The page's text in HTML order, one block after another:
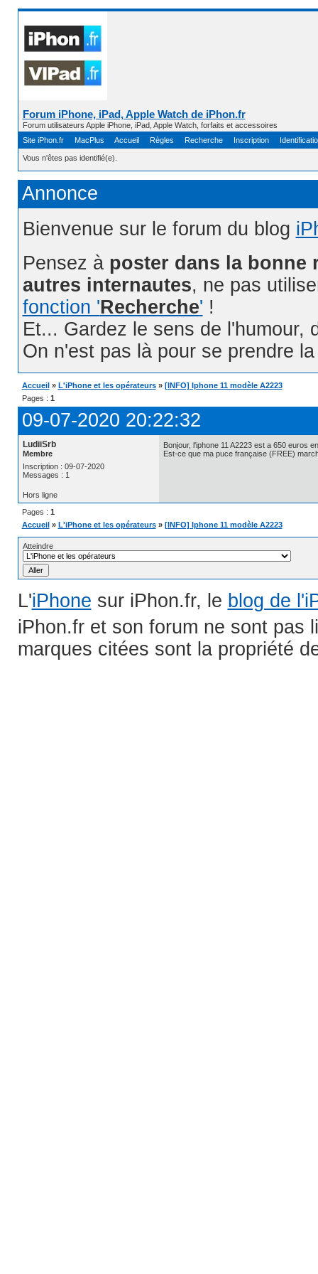
Forum iPhone, iPad, Apple Watch de iPhon.fr
Forum utilisateurs Apple iPhone, iPad, Apple Watch, forfaits et accessoires
Site iPhon.fr
MacPlus Accueil Règles Recherche Inscription
Vous n'êtes pas identifié(e).
Annonce
Bienvenue sur le forum du blog
Pensez à poster dans la bonne
autres internautes, ne pas
fonction 'Recherche' !
Et... Gardez le sens de l'humour,
On n'est pas là pour se prendre
Accueil » L'iPhone et les opérateurs » [INFO] Iphone 11 modèle A2223
Pages : 1
09-07-2020 20:22:32
LudiiSrb
Membre
Inscription : 09-07-2020
Messages : 1
Bonjour, l'iphone 11 A2223 est a 650 euros
Est-ce que ma puce française (FREE)
Hors ligne
Pages : 1
Accueil » L'iPhone et les opérateurs » [INFO] Iphone 11 modèle A2223
Atteindre
L'iPhone sur iPhon.fr, le blog de
iPhon.fr et son forum ne sont pas
marques citées sont la propriété